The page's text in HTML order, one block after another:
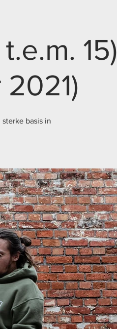
15)
sterke basis in